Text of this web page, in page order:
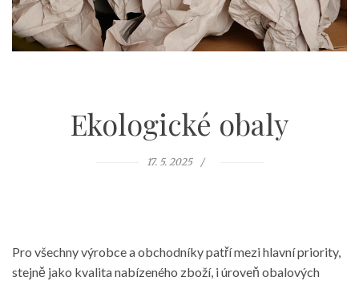
Ekologické obaly
17. 5. 2025
Pro všechny výrobce a obchodníky patří mezi hlavní priority,
stejně jako kvalita nabízeného zboží, i úroveň obalových